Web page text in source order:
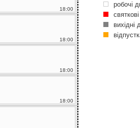
18:00
18:00
18:00
18:00
робочі
вихідні